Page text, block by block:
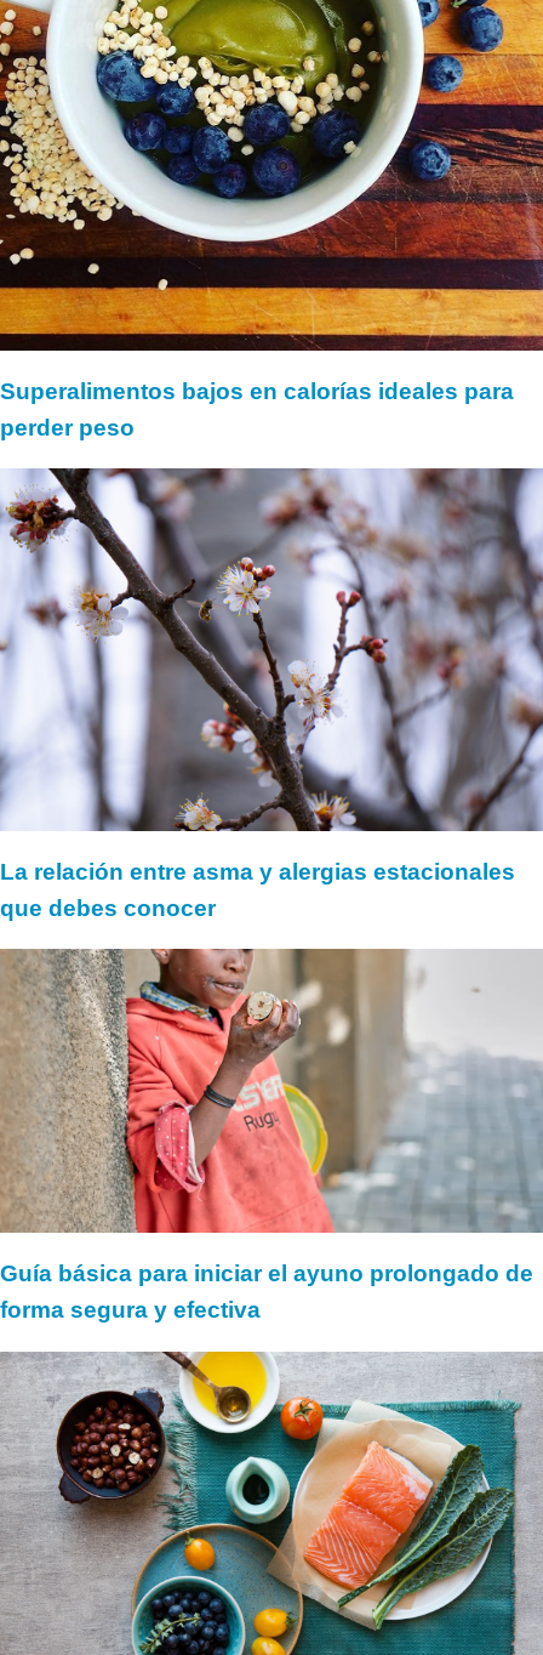
Superalimentos bajos en calorías ideales para
perder peso
La relación entre asma y alergias estacionales
que debes conocer
Guía básica para iniciar el ayuno prolongado de
forma segura y efectiva